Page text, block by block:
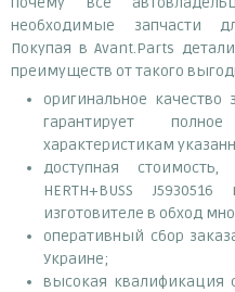
необходимые запчасти
Покупая в Avant.Parts
преимуществ от такого
оригинальное качество
гарантирует
характеристикам
доступная
HERTH+BUSS
изготовителе в обход
оперативный сбор
Украине;
высокая квалификация